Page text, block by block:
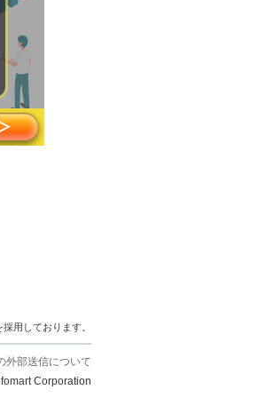
用しております。
外部送信について
Corporation